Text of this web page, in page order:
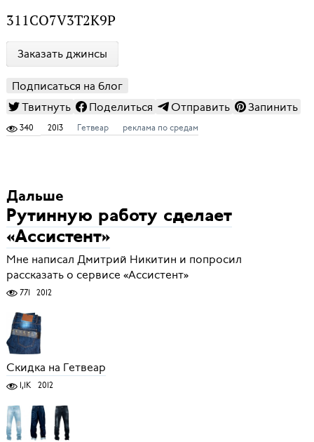
311CO7V3T2K9P
Заказать джинсы
Подписаться на блог
Твитнуть
Поделиться Отправить Запинить
340 2013 Гетвеар реклама по средам
Дальше
Рутинную работу сделает
«Ассистент»
Мне написал Дмитрий Никитин и попросил
рассказать о сервисе «Ассистент»
771 2012
Скидка на Гетвеар
1,1K 2012